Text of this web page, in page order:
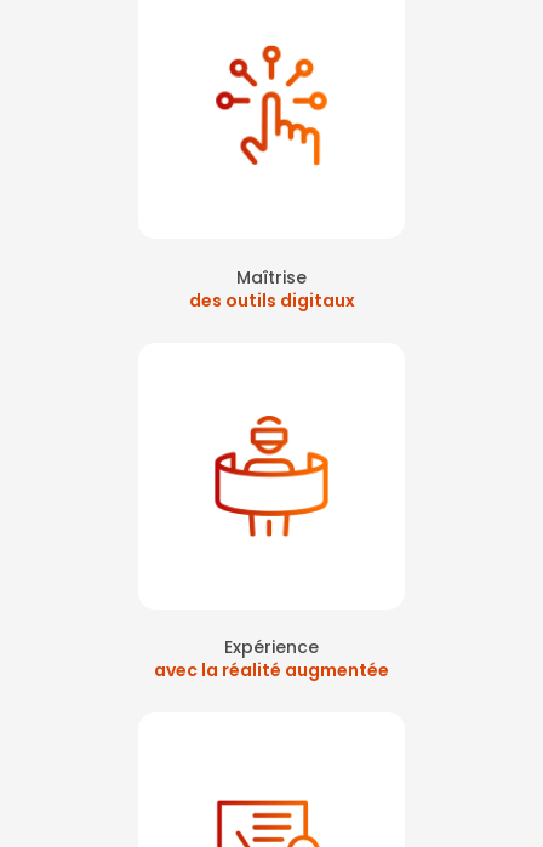
Maîtrise
des outils digitaux
Expérience
avec la réalité augmentée